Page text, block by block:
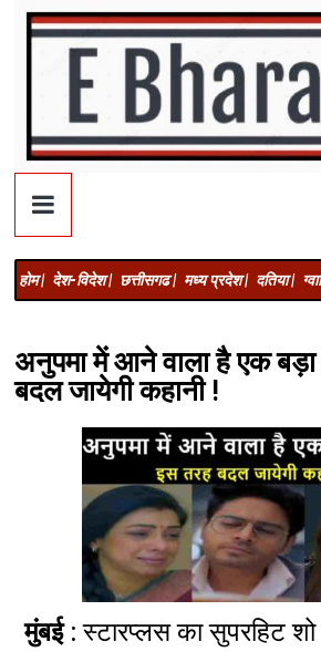
होम | देश-विदेश | छत्तीसगढ | मध्य प्रदेश | दतिया |
अनुपमा में आने वाला है एक
बदल जायेगी कहानी !
मुंबई :स्टारप्लस का सुपरहिट